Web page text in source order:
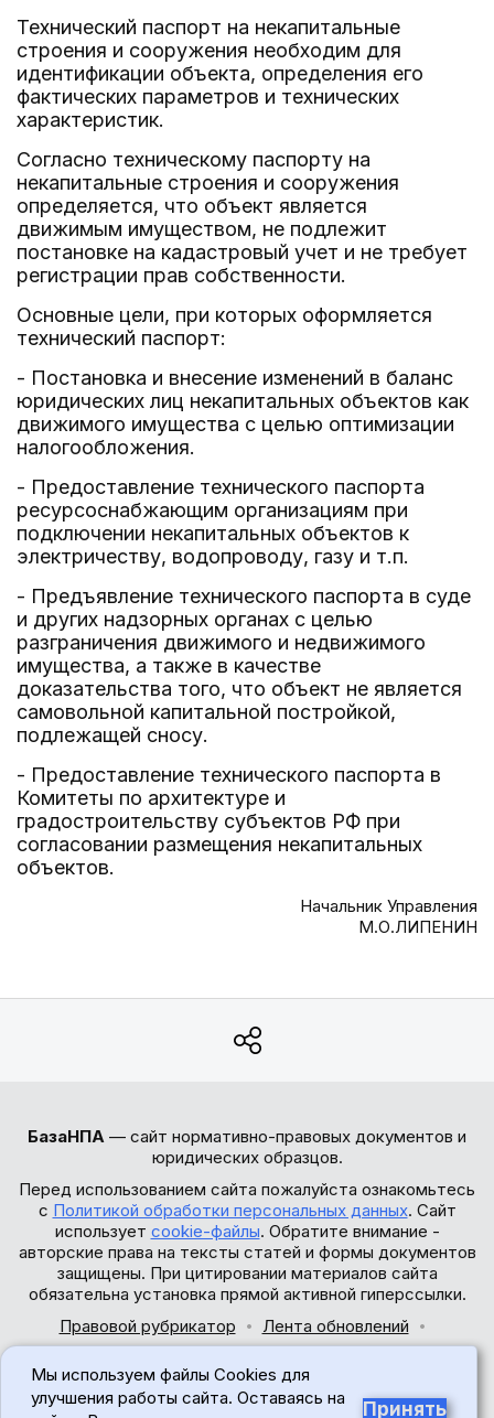
Технический паспорт на некапитальные
строения и сооружения необходим для
идентификации объекта, определения его
фактических параметров и технических
характеристик.
Согласно техническому паспорту на
некапитальные строения и сооружения
определяется, что объект является
движимым имуществом, не подлежит
постановке на кадастровый учет и не требует
регистрации прав собственности.
Основные цели, при которых оформляется
технический паспорт:
- Постановка и внесение изменений в баланс
юридических лиц некапитальных объектов как
движимого имущества с целью оптимизации
налогообложения.
- Предоставление технического паспорта
ресурсоснабжающим организациям при
подключении некапитальных объектов к
электричеству, водопроводу, газу и т.п.
- Предъявление технического паспорта в суде
и других надзорных органах с целью
разграничения движимого и недвижимого
имущества, а также в качестве
доказательства того, что объект не является
самовольной капитальной постройкой,
подлежащей сносу.
- Предоставление технического паспорта в
Комитеты по архитектуре и
градостроительству субъектов РФ при
согласовании размещения некапитальных
объектов.
Начальник Управления
М.О.ЛИПЕНИН
БазаНПА — сайт нормативно-правовых документов и
юридических образцов.
Перед использованием сайта пожалуйста ознакомьтесь
с Политикой обработки персональных данных. Сайт
использует cookie-файлы. Обратите внимание -
авторские права на тексты статей и формы документов
защищены. При цитировании материалов сайта
обязательна установка прямой активной гиперссылки.
Правовой рубрикатор
Лента обновлений
© 2017-2026
Мы используем файлы Cookies для
улучшения работы сайта. Оставаясь на
Принять